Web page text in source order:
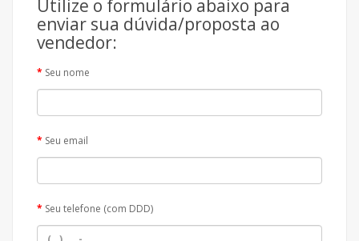
Utilize o formulário abaixo para
enviar sua dúvida/proposta ao
vendedor:
Seu nome
Seu email
Seu telefone (com DDD)